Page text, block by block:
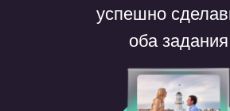
успешно
оба задания